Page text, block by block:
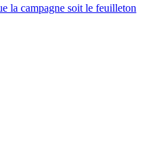
la campagne soit le feuilleton